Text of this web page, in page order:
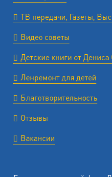
ТВ передачи, Газеты,
Видео советы
Детские книги от Дениса
Ленремонт для детей
Благотворительность
Отзывы
Вакансии